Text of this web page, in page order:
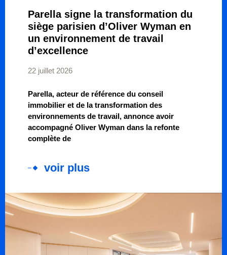
Parella signe la transformation du
siège parisien d’Oliver Wyman en
un environnement de travail
d’excellence
22 juillet 2026
Parella, acteur de référence du conseil
immobilier et de la transformation des
environnements de travail, annonce avoir
accompagné Oliver Wyman dans la refonte
complète de
voir plus